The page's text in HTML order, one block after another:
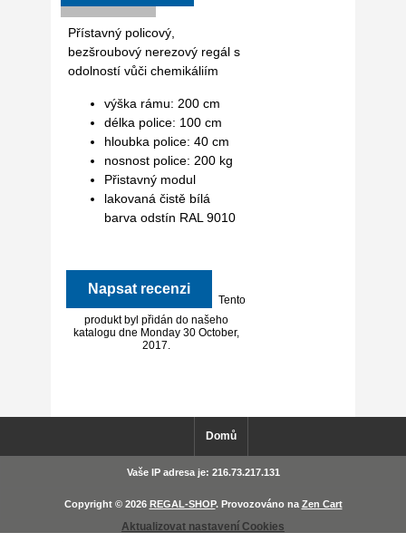
Přístavný policový,
bezšroubový nerezový regál s
odolností vůči chemikáliím
výška rámu: 200 cm
délka police: 100 cm
hloubka police: 40 cm
nosnost police: 200 kg
Přistavný modul
lakovaná čistě bílá
barva odstín RAL 9010
Napsat recenzi
Tento
produkt byl přidán do našeho
katalogu dne Monday 30 October,
2017.
Domů
Vaše IP adresa je: 216.73.217.131
Copyright © 2026 REGAL-SHOP. Provozováno na Zen Cart
Aktualizovat nastavení Cookies